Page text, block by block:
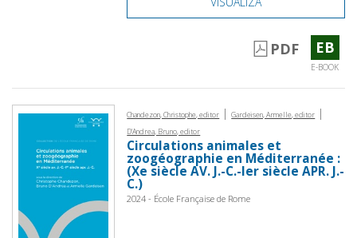
PDF EB
E-BOOK
Chandezon, Christophe, editor | Gardeisen, Armelle, editor |
D'Andrea, Bruno, editor
Circulations animales et
zoogéographie en Méditerranée :
(Xe siècle AV. J.-C.-Ier siècle APR. J.-
C.)
2024 - École Française de Rome